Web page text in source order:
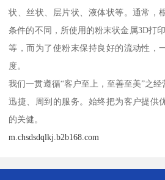
状、丝状、层片状、液体状等。通常，
条件的不同，所使用的粉末状金属3D打
等，而为了使粉末保持良好的流动性，
度。
我们一贯遵循“客户至上，至善至美”之
迅捷、周到的服务。始终把为客户提供
的关健。
m.chsdsdqlkj.b2b168.com